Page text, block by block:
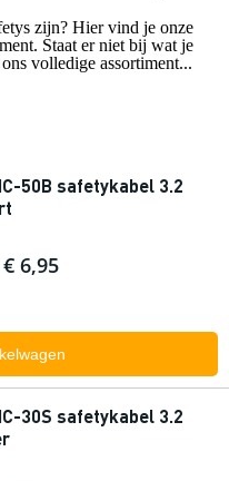
zijn? Hier vind je onze
Staat er niet bij wat je
volledige assortiment...
50B safetykabel 3.2
€ 6,95
30S safetykabel 3.2